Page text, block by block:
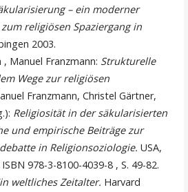
– ein moderner
religiösen Spaziergang in
2003.
Manuel Franzmann: Strukturelle
Wege zur religiösen
Franzmann, Christel Gärtner,
Religiosität in der säkularisierten
und empirische Beiträge zur
in Religionsoziologie. USA,
978-3-8100-4039-8 , S. 49-82.
weltliches Zeitalter. Harvard